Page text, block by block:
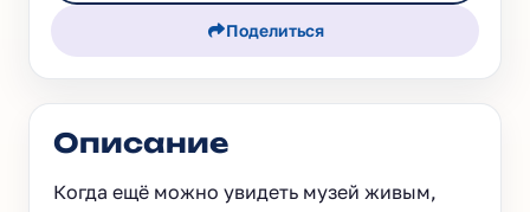
Поделиться
Описание
Когда ещё можно увидеть музей живым,